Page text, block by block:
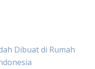
Dibuat di Rumah